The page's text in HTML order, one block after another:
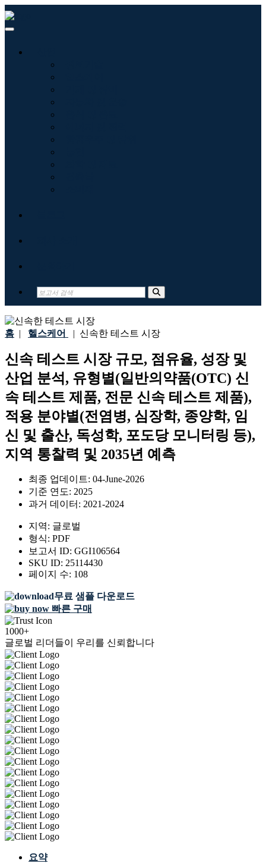
홈 | 헬스케어 | 신속한 테스트 시장
신속 테스트 시장 규모, 점유율, 성장 및
산업 분석, 유형별(일반의약품(OTC) 신
속 테스트 제품, 전문 신속 테스트 제품),
적용 분야별(전염병, 심장학, 종양학, 임
신 및 출산, 독성학, 포도당 모니터링 등),
지역 통찰력 및 2035년 예측
최종 업데이트: 04-June-2026
기준 연도: 2025
과거 데이터: 2021-2024
지역: 글로벌
형식: PDF
보고서 ID: GGI106564
SKU ID: 25114430
페이지 수: 108
무료 샘플 다운로드
빠른 구매
1000+
글로벌 리더들이 우리를 신뢰합니다
요약